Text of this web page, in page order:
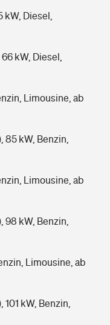
kW, Diesel,
kW, Diesel,
Limousine, ab
85 kW, Benzin,
Limousine, ab
98 kW, Benzin,
Limousine, ab
kW, Benzin,